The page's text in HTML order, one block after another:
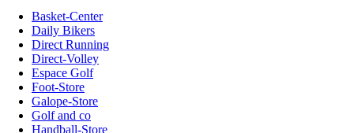
Basket-Center
Daily Bikers
Direct Running
Direct-Volley
Espace Golf
Foot-Store
Galope-Store
Golf and co
Handball-Store